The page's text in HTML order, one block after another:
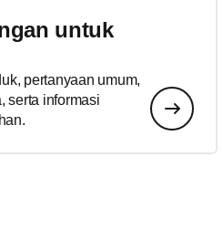
untuk
pertanyaan umum,
serta informasi